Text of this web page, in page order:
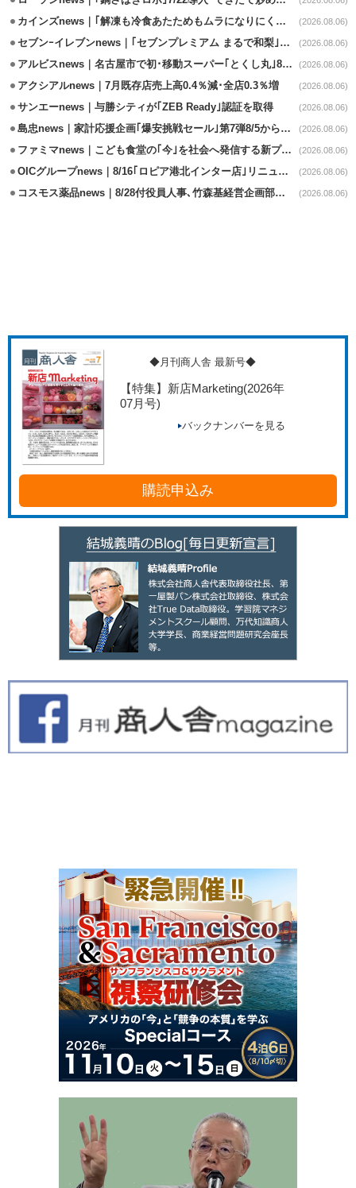
カインズnews｜｢解凍も冷食あたためもムラになりにくいフラットレンジ｣発売 (2026.08.06)
セブンｰイレブンnews｜｢セブンプレミアム まるで和梨｣8/11から順次発売 (2026.08.06)
アルビスnews｜名古屋市で初･移動スーパー｢とくし丸｣8/4運行開始 (2026.08.06)
アクシアルnews｜7月既存店売上高0.4％減･全店0.3％増 (2026.08.06)
サンエーnews｜与勝シティが｢ZEB Ready｣認証を取得 (2026.08.06)
島忠news｜家計応援企画｢爆安挑戦セール｣第7弾8/5から開催 (2026.08.06)
ファミマnews｜こども食堂の｢今｣を社会へ発信する新プロジェクト始動 (2026.08.06)
OICグループnews｜8/16｢ロピア港北インター店｣リニューアル/食品売場拡大 (2026.08.06)
コスモス薬品news｜8/28付役員人事､竹森基経営企画部長が取締役昇格 (2026.08.06)
◆月刊商人舎 最新号◆
【特集】新店Marketing(2026年
07月号)
バックナンバーを見る
購読申込み